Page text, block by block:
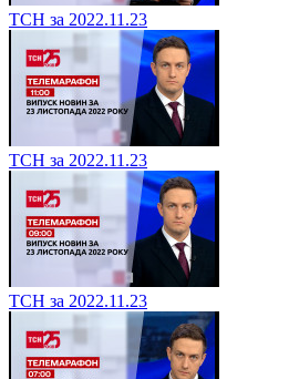
ТСН за 2022.11.23
ТСН за 2022.11.23
ТСН за 2022.11.23